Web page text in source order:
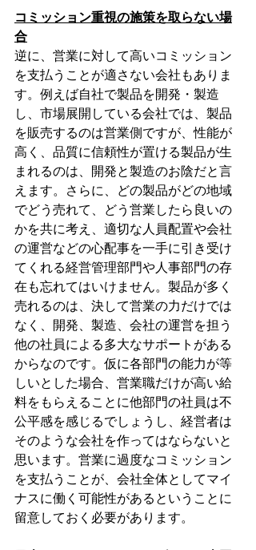
コミッション重視の施策を取らない場
合
逆に、営業に対して高いコミッション
を支払うことが適さない会社もありま
す。例えば自社で製品を開発・製造
し、市場展開している会社では、製品
を販売するのは営業側ですが、性能が
高く、品質に信頼性が置ける製品が生
まれるのは、開発と製造のお陰だと言
えます。さらに、どの製品がどの地域
でどう売れて、どう営業したら良いの
かを共に考え、適切な人員配置や会社
の運営などの心配事を一手に引き受け
てくれる経営管理部門や人事部門の存
在も忘れてはいけません。製品が多く
売れるのは、決して営業の力だけでは
なく、開発、製造、会社の運営を担う
他の社員による多大なサポートがある
からなのです。仮に各部門の能力が等
しいとした場合、営業職だけが高い給
料をもらえることに他部門の社員は不
公平感を感じるでしょうし、経営者は
そのような会社を作ってはならないと
思います。営業に過度なコミッション
を支払うことが、会社全体としてマイ
ナスに働く可能性があるということに
留意しておく必要があります。